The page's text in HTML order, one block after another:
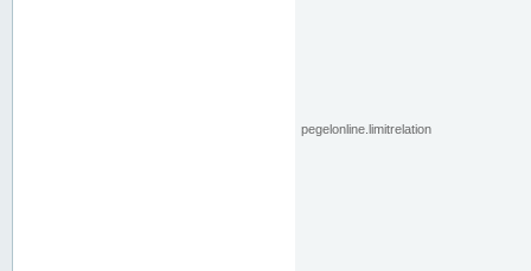
pegelonline.limitrelation